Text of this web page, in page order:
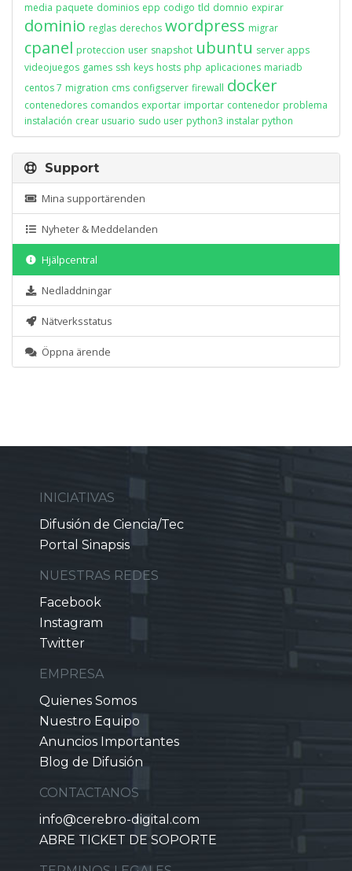
media paquete dominios epp codigo tld domnio expirar
dominio reglas derechos wordpress migrar
cpanel proteccion user snapshot ubuntu server apps
videojuegos games ssh keys hosts php aplicaciones mariadb
centos 7 migration cms configserver firewall docker
contenedores comandos exportar importar contenedor problema
instalación crear usuario sudo user python3 instalar python
Support
Mina supportärenden
Nyheter & Meddelanden
Hjälpcentral
Nedladdningar
Nätverksstatus
Öppna ärende
INICIATIVAS
Difusión de Ciencia/Tec
Portal Sinapsis
NUESTRAS REDES
Facebook
Instagram
Twitter
EMPRESA
Quienes Somos
Nuestro Equipo
Anuncios Importantes
Blog de Difusión
CONTACTANOS
info@cerebro-digital.com
ABRE TICKET DE SOPORTE